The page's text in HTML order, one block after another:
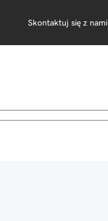
Skontaktuj się z nami